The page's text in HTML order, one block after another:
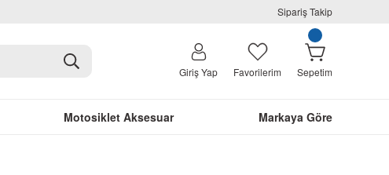
Sipariş Takip
Giriş Yap Favorilerim Sepetim
Motosiklet Aksesuar Markaya Göre